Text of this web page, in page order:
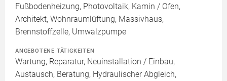
Fußbodenheizung, Photovoltaik, Kamin / Ofen,
Architekt, Wohnraumlüftung, Massivhaus,
Brennstoffzelle, Umwälzpumpe
ANGEBOTENE TÄTIGKEITEN
Wartung, Reparatur, Neuinstallation / Einbau,
Austausch, Beratung, Hydraulischer Abgleich,